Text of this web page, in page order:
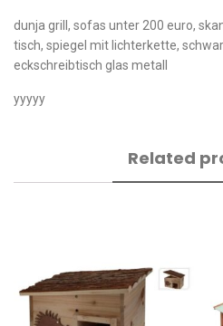
dunja grill, sofas unter 200 euro,
tisch, spiegel mit lichterkette,
eckschreibtisch glas metall
yyyyy
Related